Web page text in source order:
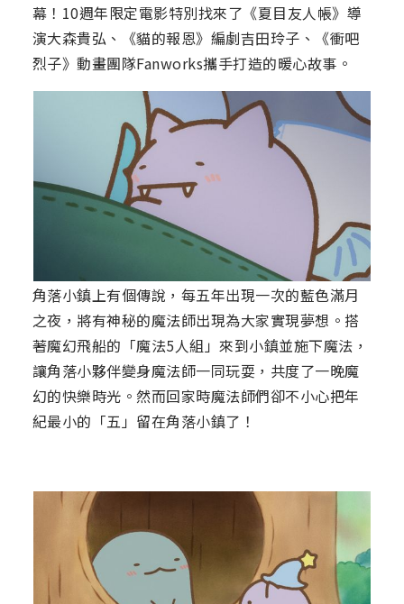
幕！10週年限定電影特別找來了《夏目友人帳》導
演大森貴弘、《貓的報恩》編劇吉田玲子、《衝吧
烈子》動畫團隊Fanworks攜手打造的暖心故事。
角落小鎮上有個傳說，每五年出現一次的藍色滿月
之夜，將有神秘的魔法師出現為大家實現夢想。搭
著魔幻飛船的「魔法5人組」來到小鎮並施下魔法，
讓角落小夥伴變身魔法師一同玩耍，共度了一晚魔
幻的快樂時光。然而回家時魔法師們卻不小心把年
紀最小的「五」留在角落小鎮了！